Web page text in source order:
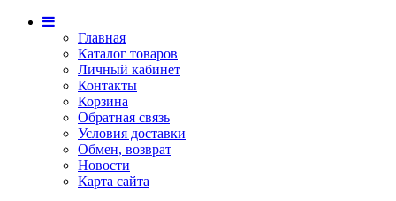
Главная
Каталог товаров
Личный кабинет
Контакты
Корзина
Обратная связь
Условия доставки
Обмен, возврат
Новости
Карта сайта